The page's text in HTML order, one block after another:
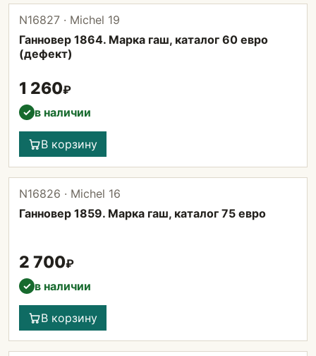
N16827 · Michel 19
Ганновер 1864. Марка гаш, каталог 60 евро
(дефект)
1 260₽
✓ в наличии
В корзину
N16826 · Michel 16
Ганновер 1859. Марка гаш, каталог 75 евро
2 700₽
✓ в наличии
В корзину